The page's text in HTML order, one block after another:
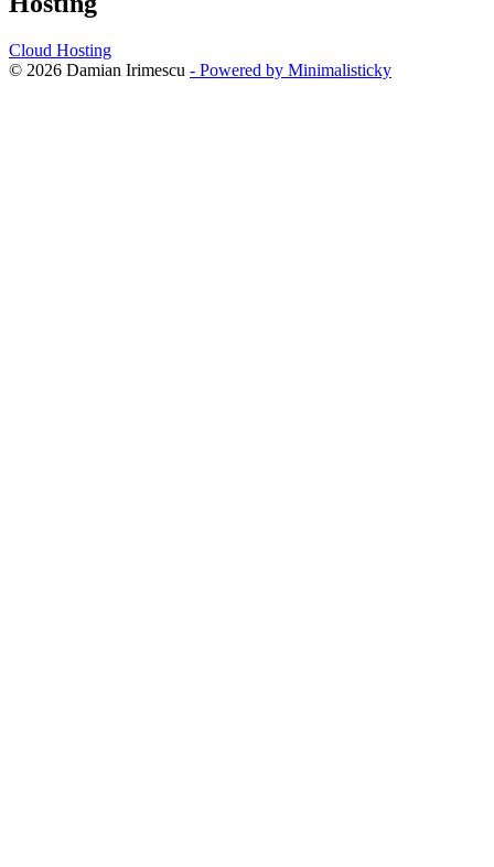
Cloud Hosting
© 2026 Damian Irimescu - Powered by Minimalisticky